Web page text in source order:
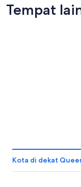
Tempat
Kota di dekat